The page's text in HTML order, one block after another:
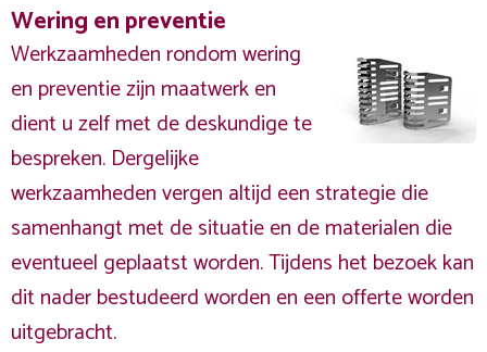
Wering en preventie
Werkzaamheden rondom wering
en preventie zijn maatwerk en
dient u zelf met de deskundige te
bespreken. Dergelijke
werkzaamheden vergen altijd een strategie die
samenhangt met de situatie en de materialen die
eventueel geplaatst worden. Tijdens het bezoek kan
dit nader bestudeerd worden en een offerte worden
uitgebracht.